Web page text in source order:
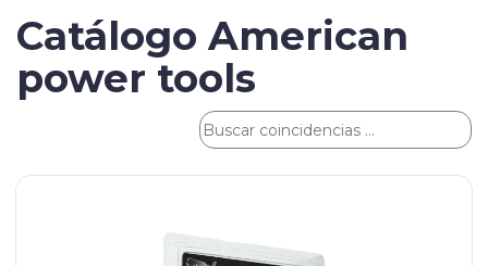
Catálogo American
power tools